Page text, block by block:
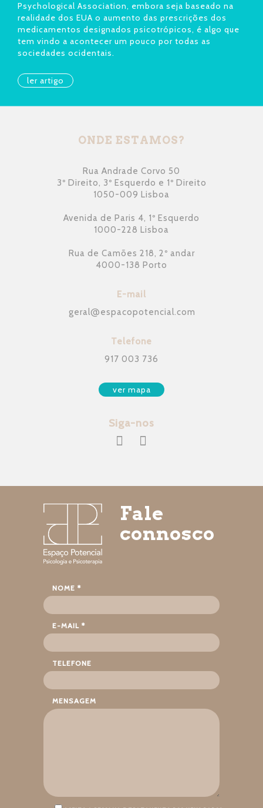
Psychological Association, embora seja baseado na
realidade dos EUA o aumento das prescrições dos
medicamentos designados psicotrópicos, é algo que
tem vindo a acontecer um pouco por todas as
sociedades ocidentais.
ler artigo
ONDE ESTAMOS?
Rua Andrade Corvo 50
3º Direito, 3º Esquerdo e 1º Direito
1050-009 Lisboa
Avenida de Paris 4, 1º Esquerdo
1000-228 Lisboa
Rua de Camões 218, 2º andar
4000-138 Porto
E-mail
geral@espacopotencial.com
Telefone
917 003 736
ver mapa
Siga-nos
Fale
connosco
NOME *
E-MAIL *
TELEFONE
MENSAGEM